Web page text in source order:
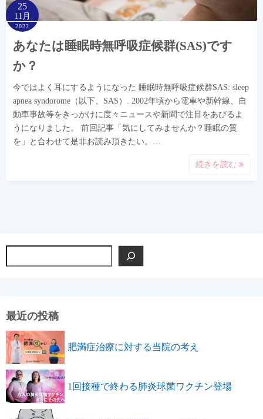
25
11月
2022
あなたは睡眠時無呼吸症候群(SAS)です
か？
今ではよく耳にするようになった 睡眠時無呼吸症候群SAS: sleep
apnea syndorome（以下、SAS）. 2002年頃から電車や新幹線、自
動車事故等をきっかけに度々ニュースや新聞で注目をあびるよ
うになりました。 前回記事「気にしてみませんか？睡眠の質
を」と合わせて是非お読み頂きたい。…
続きを読む
索
最近の投稿
肥満症治療に対する当院の考え
1回接種で終わる肺炎球菌ワクチン登場